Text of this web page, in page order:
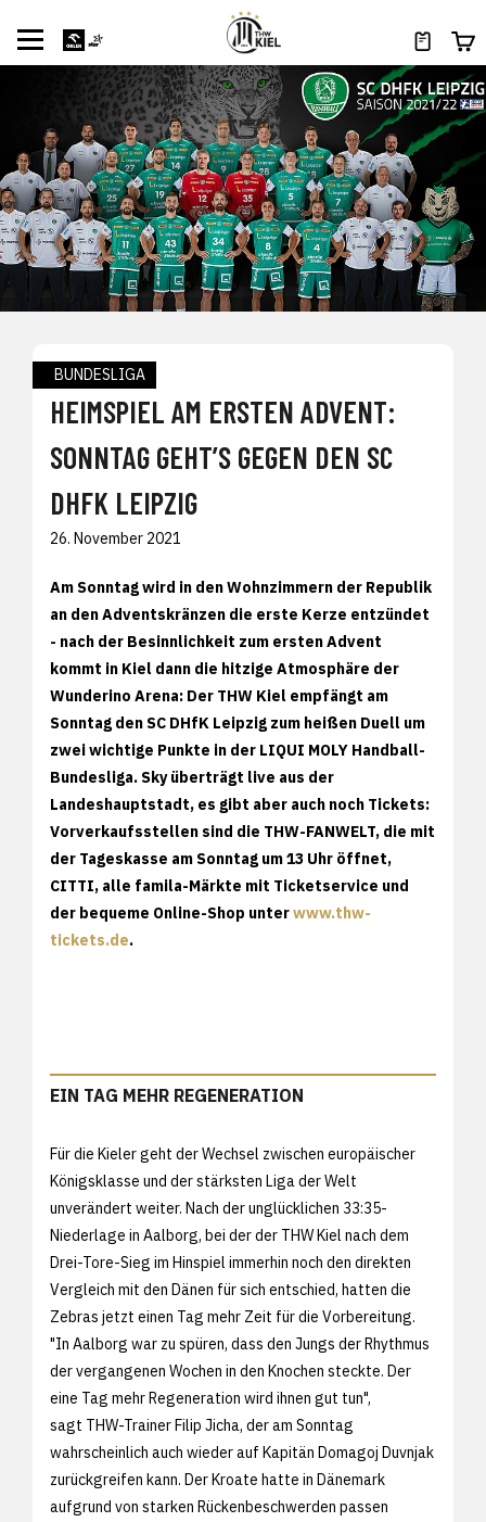
BUNDESLIGA
HEIMSPIEL AM ERSTEN ADVENT:
SONNTAG GEHT’S GEGEN DEN SC
DHFK LEIPZIG
26. November 2021
Am Sonntag wird in den Wohnzimmern der Republik
an den Adventskränzen die erste Kerze entzündet
- nach der Besinnlichkeit zum ersten Advent
kommt in Kiel dann die hitzige Atmosphäre der
Wunderino Arena: Der THW Kiel empfängt am
Sonntag den SC DHfK Leipzig zum heißen Duell um
zwei wichtige Punkte in der LIQUI MOLY Handball-
Bundesliga. Sky überträgt live aus der
Landeshauptstadt, es gibt aber auch noch Tickets:
Vorverkaufsstellen sind die THW-FANWELT, die mit
der Tageskasse am Sonntag um 13 Uhr öffnet,
CITTI, alle famila-Märkte mit Ticketservice und
der bequeme Online-Shop unterwww.thw-
tickets.de.
EIN TAG MEHR REGENERATION
Für die Kieler geht der Wechsel zwischen europäischer
Königsklasse und der stärksten Liga der Welt
unverändert weiter. Nach der unglücklichen 33:35-
Niederlage in Aalborg, bei der der THW Kiel nach dem
Drei-Tore-Sieg im Hinspiel immerhin noch den direkten
Vergleich mit den Dänen für sich entschied, hatten die
Zebras jetzt einen Tag mehr Zeit für die Vorbereitung.
"In Aalborg war zu spüren, dass den Jungs der Rhythmus
der vergangenen Wochen in den Knochen steckte. Der
eine Tag mehr Regeneration wird ihnen gut tun",
sagt THW-Trainer Filip Jicha, der am Sonntag
wahrscheinlich auch wieder auf Kapitän Domagoj Duvnjak
zurückgreifen kann. Der Kroate hatte in Dänemark
aufgrund von starken Rückenbeschwerden passen